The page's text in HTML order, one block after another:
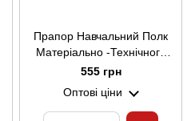
Прапор Навчальний Полк
Матеріально -Технічного
Забезпечення. 184
555 грн
Оптові ціни